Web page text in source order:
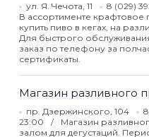
ул. Я. Чечота, 11 8 (029)
В ассортименте крафтовое
купить пиво в кегах, на
Для быстрого
заказ по телефону за
сертификаты.
Магазин разливного
пр. Дзержинского, 104
23:00
Магазин
залом для дегустаций.